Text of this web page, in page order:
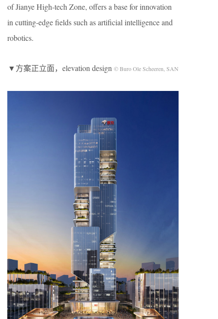
of Jianye High-tech Zone, offers a base for innovation
in cutting-edge fields such as artificial intelligence and
robotics.
▼方案正立面，elevation design © Buro Ole Scheeren, SAN